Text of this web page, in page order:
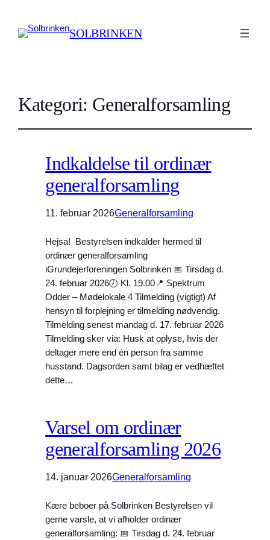
SOLBRINKEN
Kategori: Generalforsamling
Indkaldelse til ordinær
generalforsamling
11. februar 2026Generalforsamling
Hejsa! Bestyrelsen indkalder hermed til
ordinær generalforsamling
iGrundejerforeningen Solbrinken 📅 Tirsdag d.
24. februar 2026🕖 Kl. 19.00📍 Spektrum
Odder – Mødelokale 4 Tilmelding (vigtigt) Af
hensyn til forplejning er tilmelding nødvendig.
Tilmelding senest mandag d. 17. februar 2026
Tilmelding sker via: Husk at oplyse, hvis der
deltager mere end én person fra samme
husstand. Dagsorden samt bilag er vedhæftet
dette…
Varsel om ordinær
generalforsamling 2026
14. januar 2026Generalforsamling
Kære beboer på Solbrinken Bestyrelsen vil
gerne varsle, at vi afholder ordinær
generalforsamling: 📅 Tirsdag d. 24. februar